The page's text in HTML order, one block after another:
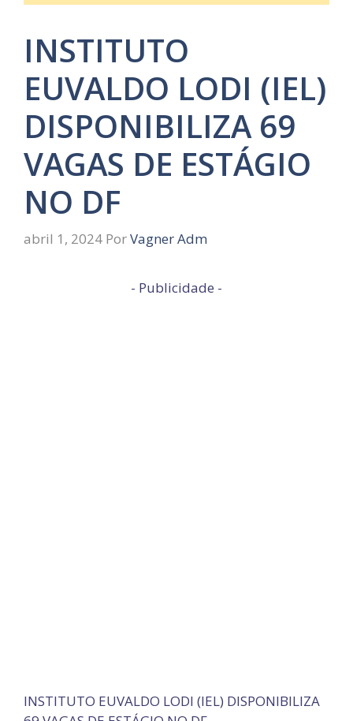
INSTITUTO
EUVALDO LODI (IEL)
DISPONIBILIZA 69
VAGAS DE ESTÁGIO
NO DF
abril 1, 2024 PorVagner Adm
- Publicidade -
INSTITUTO EUVALDO LODI (IEL) DISPONIBILIZA